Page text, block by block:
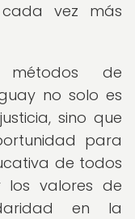
vez más
métodos de
no solo es
sino que
para
de todos
los valores de
en la